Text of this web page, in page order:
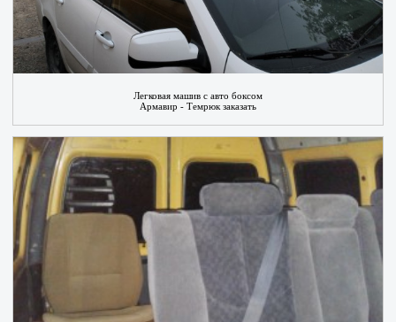
Легковая машив с авто боксом
Армавир - Темрюк заказать